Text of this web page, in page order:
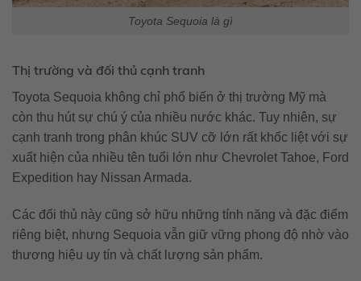
Toyota Sequoia là gì
Thị trường và đối thủ cạnh tranh
Toyota Sequoia không chỉ phổ biến ở thị trường Mỹ mà
còn thu hút sự chú ý của nhiều nước khác. Tuy nhiên, sự
cạnh tranh trong phân khúc SUV cỡ lớn rất khốc liệt với sự
xuất hiện của nhiều tên tuổi lớn như Chevrolet Tahoe, Ford
Expedition hay Nissan Armada.
Các đối thủ này cũng sở hữu những tính năng và đặc điểm
riêng biệt, nhưng Sequoia vẫn giữ vững phong độ nhờ vào
thương hiệu uy tín và chất lượng sản phẩm.